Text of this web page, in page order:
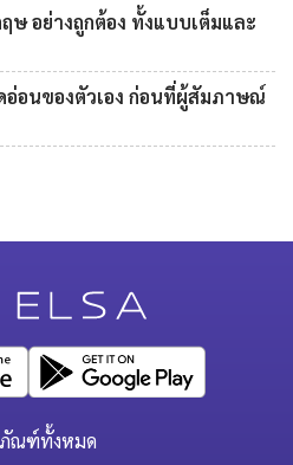
ษ อย่างถูกต้อง ทั้งแบบเต็มและ
อ่อนของตัวเอง ก่อนที่ผู้สัมภาษณ์
ณฑ์ทั้งหมด